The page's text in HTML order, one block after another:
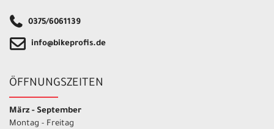
0375/6061139
info@bikeprofis.de
ÖFFNUNGSZEITEN
März - September
Montag - Freitag